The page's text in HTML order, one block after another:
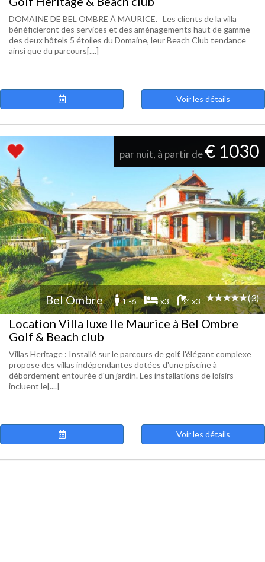
DOMAINE DE BEL OMBRE À MAURICE. Les clients de la villa
bénéficieront des services et des aménagements haut de gamme
des deux hôtels 5 étoiles du Domaine, leur Beach Club tendance
ainsi que du parcours[....]
Voir les détails
par nuit, à partir de€ 1030
Bel Ombre 1 -6 x3 x3 (3)
Location Villa luxe Ile Maurice à Bel Ombre
Golf & Beach club
Villas Heritage : Installé sur le parcours de golf, l'élégant complexe
propose des villas indépendantes dotées d'une piscine à
débordement entourée d'un jardin. Les installations de loisirs
incluent le[....]
Voir les détails